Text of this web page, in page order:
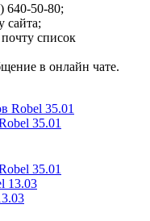
640-50-80;
сайта;
список
в онлайн чате.
35.01
35.01